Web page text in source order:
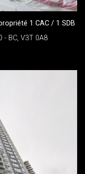
1 CAC / 1 SDB
- BC, V3T 0A8